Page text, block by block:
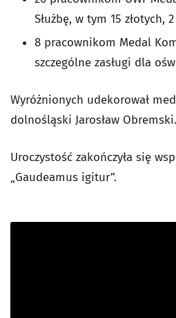
Służbę, w tym 15 złotych,
8 pracownikom Medal
szczególne zasługi dla
Wyróżnionych udekorował
dolnośląski Jarosław Obremski.
Uroczystość zakończyła się
„Gaudeamus igitur”.